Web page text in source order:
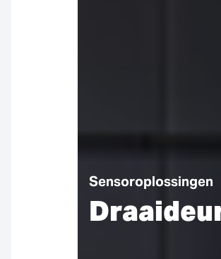
Sensoroplossingen